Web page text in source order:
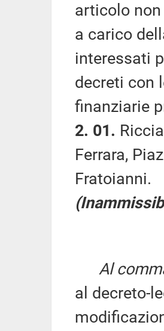
articolo
a carico
interessati
decreti con
finanziarie
2. 01.
Ferrara,
Fratoianni.
Al
al decreto-